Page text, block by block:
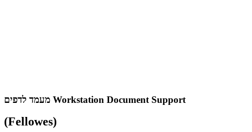
מעמד לדפים Workstation Document Support
(Fellowes)